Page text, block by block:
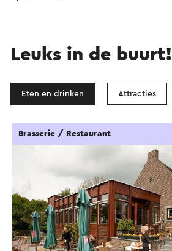
Leuks in de buurt!
Eten en drinken Attracties
Brasserie / Restaurant